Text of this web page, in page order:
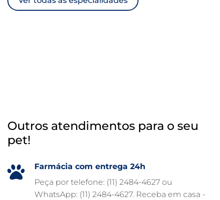
HOSPITAL VETERINÁRIO 24 HORAS
HOSPITAL VETERINÁRIO
FISIOTERAPIA VETERINÁRIA
FARMÁCIA VETERINÁRIA 24H
Outros atendimentos para o seu
pet!
Farmácia com entrega 24h
Peça por telefone: (11) 2484-4627 ou
WhatsApp: (11) 2484-4627. Receba em casa -